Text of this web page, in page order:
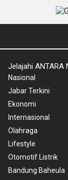
Jelajahi ANTARA
Nasional
Jabar Terkini
Ekonomi
Internasional
Olahraga
Lifestyle
Otomotif Listrik
Bandung Baheula